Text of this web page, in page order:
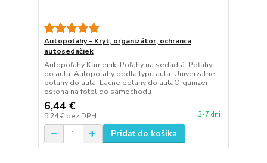
Autopoťahy - Kryt, organizátor, ochranca
autosedačiek
Autopoťahy Kamenik. Poťahy na sedadlá. Poťahy
do auta. Autopotahy podla typu auta. Univerzalne
potahy do auta. Lacne potahy do autaOrganizer
osłona na fotel do samochodu
6,44 €
5,24 € bez DPH 3-7 dni
Pridať do košíka